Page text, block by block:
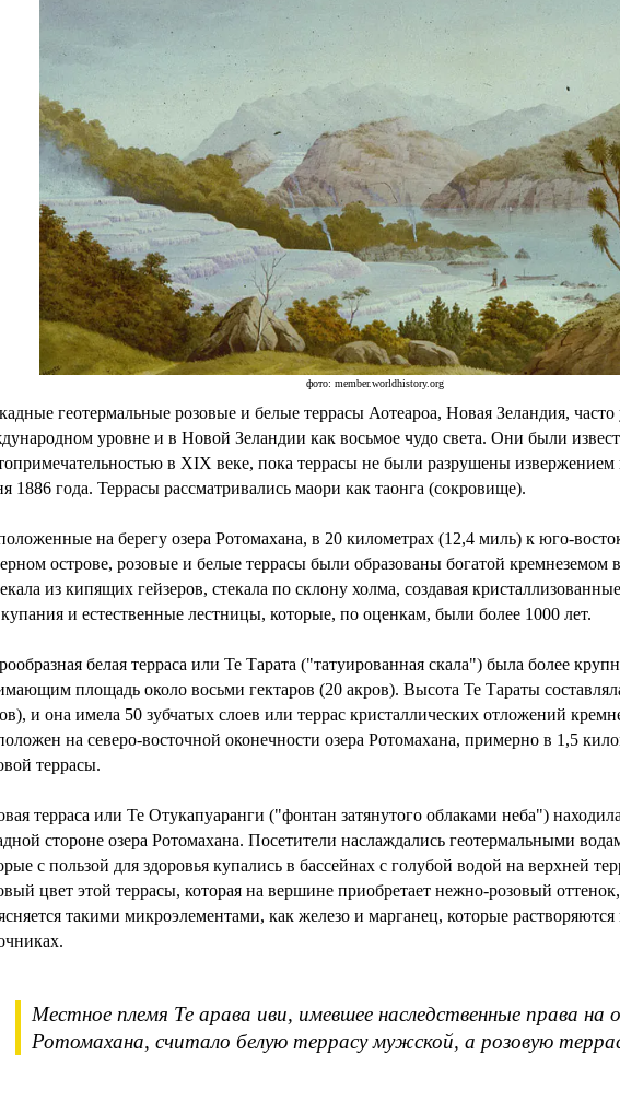
фото: member.worldhistory.org
геотермальные розовые и белые террасы Аотеароа, Новая Зеландия,
уровне и в Новой Зеландии как восьмое чудо света. Они были
в XIX веке, пока террасы не были разрушены извержением
1886 года. Террасы рассматривались маори как таонга (сокровище).
на берегу озера Ротомахана, в 20 километрах (12,4 миль) к юго-
острове, розовые и белые террасы были образованы богатой кремнеземом
из кипящих гейзеров, стекала по склону холма, создавая
и естественные лестницы, которые, по оценкам, были более 1000 лет.
белая терраса или Те Тарата ("татуированная скала") была более
площадь около восьми гектаров (20 акров). Высота Те Тараты
и она имела 50 зубчатых слоев или террас кристаллических отложений
на северо-восточной оконечности озера Ротомахана, примерно в 1,5
террасы.
терраса или Те Отукапуаранги ("фонтан затянутого облаками неба")
стороне озера Ротомахана. Посетители наслаждались геотермальными
с пользой для здоровья купались в бассейнах с голубой водой на верхней
цвет этой террасы, которая на вершине приобретает нежно-розовый
такими микроэлементами, как железо и марганец, которые растворяются
Местное племя Те арава иви, имевшее наследственные права на
Ротомахана, считало белую террасу мужской, а розовую